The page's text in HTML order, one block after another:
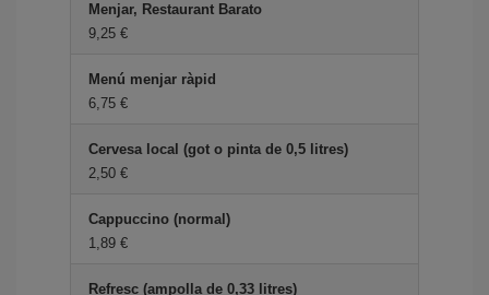
Menjar, Restaurant Barato
9,25
Menú menjar ràpid
6,75
Cervesa local (got o pinta de 0,5 litres)
2,50
Cappuccino (normal)
1,89
Refresc (ampolla de 0,33 litres)